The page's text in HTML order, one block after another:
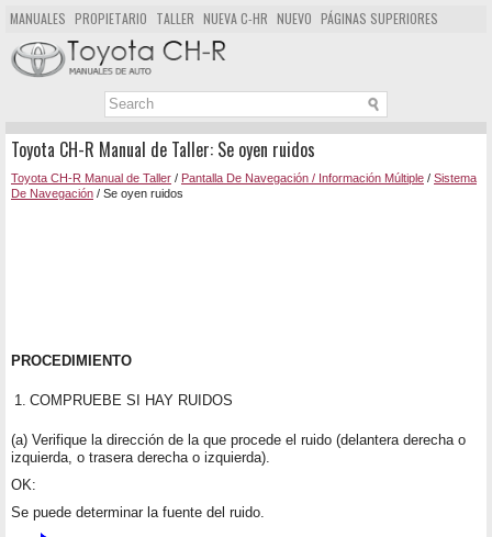
MANUALES PROPIETARIO TALLER NUEVA C-HR NUEVO PÁGINAS SUPERIORES
MAPA DEL SITIO
BUSCAR
Toyota CH-R Manual de Taller: Se oyen ruidos
Toyota CH-R Manual de Taller / Pantalla De Navegación / Información Múltiple / Sistema
De Navegación / Se oyen ruidos
PROCEDIMIENTO
1. COMPRUEBE SI HAY RUIDOS
(a) Verifique la dirección de la que procede el ruido (delantera derecha o
izquierda, o trasera derecha o izquierda).
OK:
Se puede determinar la fuente del ruido.